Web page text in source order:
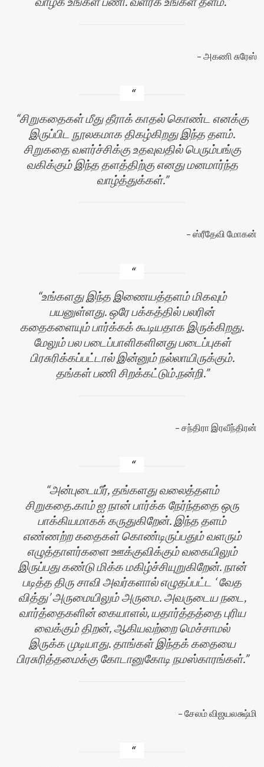
அகணி சுரேஸ்
சிறுகதைகள் மீது தீராக் காதல் கொண்ட எனக்கு
இருப்பிட நூலகமாக திகழ்கிறது இந்த தளம்.
சிறுகதை வளர்ச்சிக்கு உதவுவதில் பெரும்பங்கு
வகிக்கும் இந்த தளத்திற்கு எனது மனமார்ந்த
வாழ்த்துக்கள்.
ஸ்ரீதேவி மோகன்
உங்களது இந்த இணையத்தளம் மிகவும்
பயனுள்ளது. ஒரே பக்கத்தில் பலரின்
கதைகளையும் பார்க்கக் கூடியதாக இருக்கிறது.
மேலும் பல படைப்பாளிகளினது படைப்புகள்
பிரசுரிக்கப்பட்டால் இன்னும் நல்லாயிருக்கும்.
தங்கள் பணி சிறக்கட்டும்.நன்றி.
சந்திரா இரவீந்திரன்
அன்புடையீர், தங்களது வலைத்தளம்
சிறுகதை.காம் ஐ நான் பார்க்க நேர்ந்ததை ஒரு
பாக்கியமாகக் கருதுகிறேன். இந்த தளம்
எண்ணற்ற கதைகள் கொண்டிருப்பதும் வளரும்
எழுத்தாளர்களை ஊக்குவிக்கும் வகையிலும்
இருப்பது கண்டு மிக்க மகிழ்ச்சியுறுகிறேன். நான்
படித்த திரு சாவி அவர்களால் எழுதப்பட்ட ‘ வேத
வித்து’ அருமையிலும் அருமை. அவருடைய நடை,
வார்த்தைகளின் கையாளல், யதார்த்தத்தை புரிய
வைக்கும் திறன், ஆகியவற்றை மெச்சாமல்
இருக்க முடியாது. தாங்கள் இந்தக் கதையை
பிரசுரித்தமைக்கு கோடானுகோடி நமஸ்காரங்கள்.
சேலம் விஜயலக்ஷ்மி